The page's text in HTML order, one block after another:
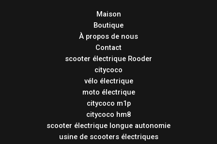
Maison
Boutique
À propos de nous
Contact
scooter électrique Rooder
citycoco
vélo électrique
moto électrique
citycoco m1p
citycoco hm8
scooter électrique longue autonomie
usine de scooters électriques